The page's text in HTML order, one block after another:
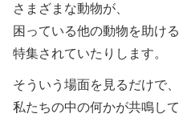
さまざまな動物が、
困っている他の動物を助け
特集されていたりします。
そういう場面を見るだけで、
私たちの中の何かが共鳴し